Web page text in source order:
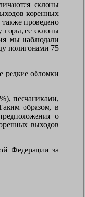
склоны
коренных
проведено
горы, ее склоны
мы наблюдали
полигонами 75
редкие обломки
песчаниками,
образом, в
о
выходов
Федерации за